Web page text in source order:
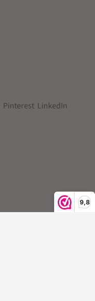
9,8
Pinterest LinkedIn